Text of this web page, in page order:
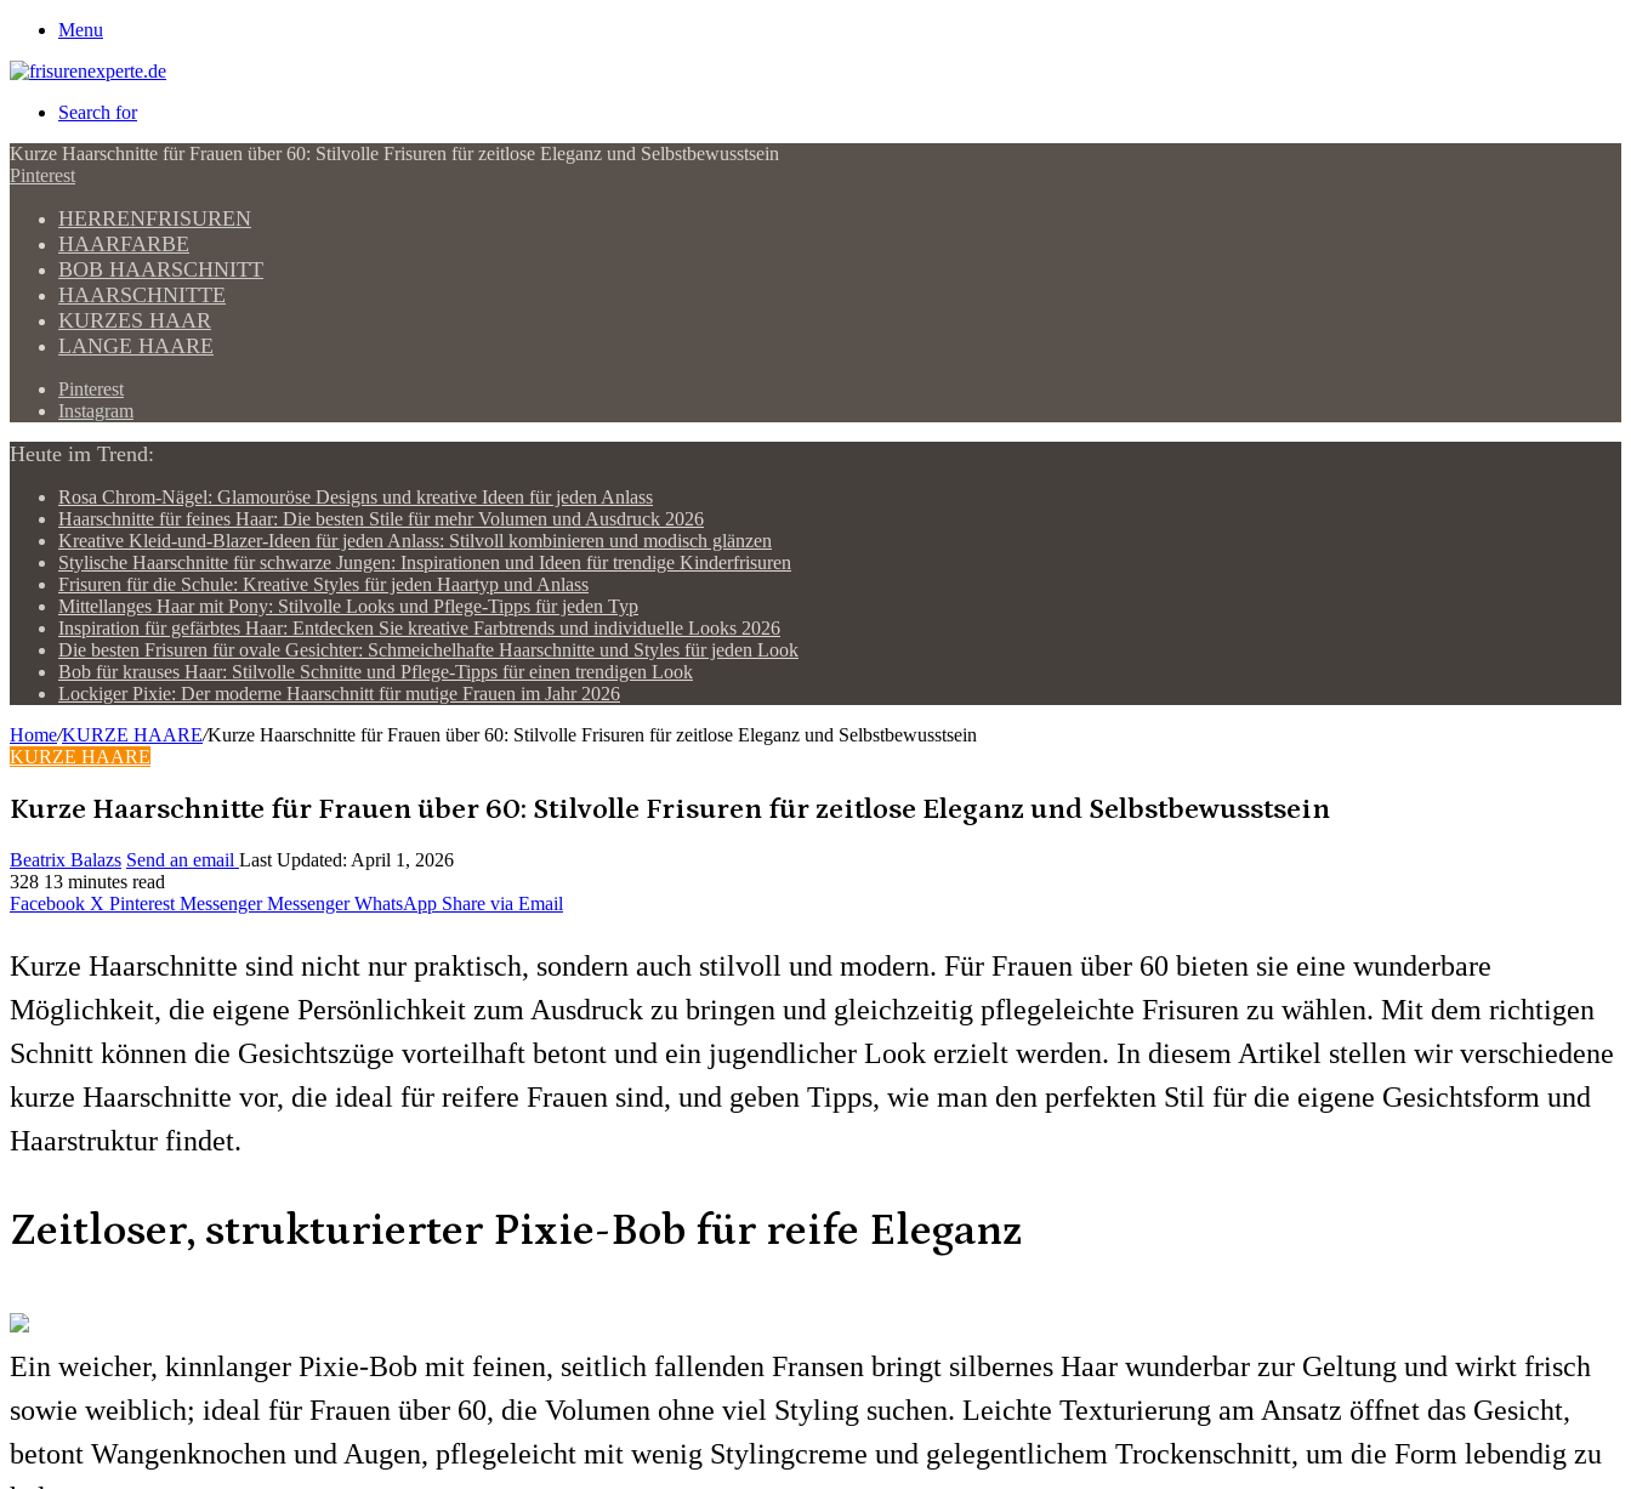
Menu
Search for
Kurze Haarschnitte für Frauen über 60: Stilvolle Frisuren für zeitlose Eleganz und Selbstbewusstsein
Pinterest
HERRENFRISUREN
HAARFARBE
BOB HAARSCHNITT
HAARSCHNITTE
KURZES HAAR
LANGE HAARE
Pinterest
Instagram
Heute im Trend:
Rosa Chrom-Nägel: Glamouröse Designs und kreative Ideen für jeden Anlass
Haarschnitte für feines Haar: Die besten Stile für mehr Volumen und Ausdruck 2026
Kreative Kleid-und-Blazer-Ideen für jeden Anlass: Stilvoll kombinieren und modisch glänzen
Stylische Haarschnitte für schwarze Jungen: Inspirationen und Ideen für trendige Kinderfrisuren
Frisuren für die Schule: Kreative Styles für jeden Haartyp und Anlass
Mittellanges Haar mit Pony: Stilvolle Looks und Pflege-Tipps für jeden Typ
Inspiration für gefärbtes Haar: Entdecken Sie kreative Farbtrends und individuelle Looks 2026
Die besten Frisuren für ovale Gesichter: Schmeichelhafte Haarschnitte und Styles für jeden Look
Bob für krauses Haar: Stilvolle Schnitte und Pflege-Tipps für einen trendigen Look
Lockiger Pixie: Der moderne Haarschnitt für mutige Frauen im Jahr 2026
Home/KURZE HAARE/Kurze Haarschnitte für Frauen über 60: Stilvolle Frisuren für zeitlose Eleganz und Selbstbewusstsein
KURZE HAARE
Kurze Haarschnitte für Frauen über 60: Stilvolle Frisuren für zeitlose Eleganz und Selbstbewusstsein
Beatrix Balazs Send an email Last Updated: April 1, 2026
328 13 minutes read
Facebook X Pinterest Messenger Messenger WhatsApp Share via Email
Kurze Haarschnitte sind nicht nur praktisch, sondern auch stilvoll und modern. Für Frauen über 60 bieten sie eine wunderbare
Möglichkeit, die eigene Persönlichkeit zum Ausdruck zu bringen und gleichzeitig pflegeleichte Frisuren zu wählen. Mit dem richtigen
Schnitt können die Gesichtszüge vorteilhaft betont und ein jugendlicher Look erzielt werden. In diesem Artikel stellen wir verschiedene
kurze Haarschnitte vor, die ideal für reifere Frauen sind, und geben Tipps, wie man den perfekten Stil für die eigene Gesichtsform und
Haarstruktur findet.
Zeitloser, strukturierter Pixie-Bob für reife Eleganz
Ein weicher, kinnlanger Pixie-Bob mit feinen, seitlich fallenden Fransen bringt silbernes Haar wunderbar zur Geltung und wirkt frisch
sowie weiblich; ideal für Frauen über 60, die Volumen ohne viel Styling suchen. Leichte Texturierung am Ansatz öffnet das Gesicht,
betont Wangenknochen und Augen, pflegeleicht mit wenig Stylingcreme und gelegentlichem Trockenschnitt, um die Form lebendig zu